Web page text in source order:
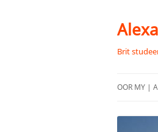
content
Brit
OOR MY |